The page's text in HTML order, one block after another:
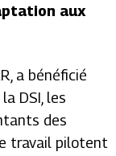
aux
a bénéficié
DSI, les
des
travail pilotent